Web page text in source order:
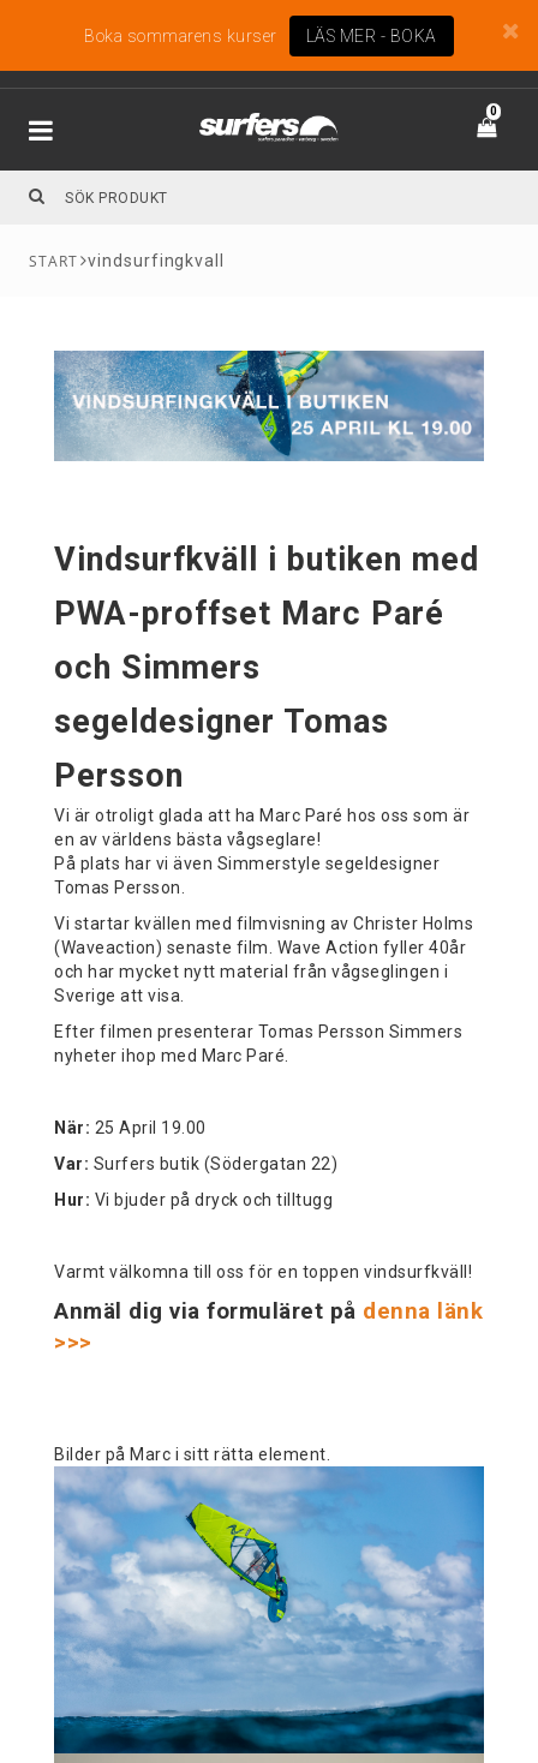
Boka sommarens kurser LÄS MER - BOKA
0
vindsurfingkvall
Vindsurfkväll i butiken med
PWA-proffset Marc Paré
och Simmers
segeldesigner Tomas
Persson
Vi är otroligt glada att ha Marc Paré hos oss som är
en av världens bästa vågseglare!
På plats har vi även Simmerstyle segeldesigner
Tomas Persson.
Vi startar kvällen med filmvisning av Christer Holms
(Waveaction) senaste film. Wave Action fyller 40år
och har mycket nytt material från vågseglingen i
Sverige att visa.
Efter filmen presenterar Tomas Persson Simmers
nyheter ihop med Marc Paré.
När: 25 April 19.00
Var: Surfers butik (Södergatan 22)
Hur: Vi bjuder på dryck och tilltugg
Varmt välkomna till oss för en toppen vindsurfkväll!
Anmäl dig via formuläret på denna länk
>>>
Bilder på Marc i sitt rätta element.